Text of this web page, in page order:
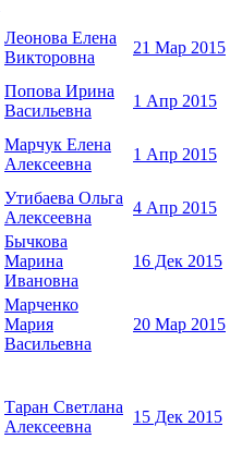
Леонова Елена
Викторовна
21 Мар 2015
Попова Ирина
Васильевна
1 Апр 2015
Марчук Елена
Алексеевна
1 Апр 2015
Утибаева Ольга
Алексеевна
4 Апр 2015
Бычкова
Марина
Ивановна
16 Дек 2015
Марченко
Мария
Васильевна
20 Мар 2015
Таран Светлана
Алексеевна
15 Дек 2015